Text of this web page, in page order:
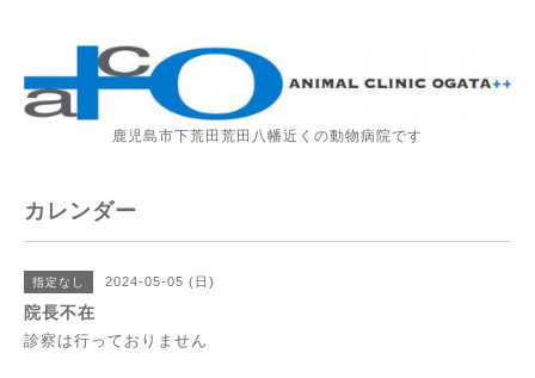
鹿児島市下荒田荒田八幡近くの動物病院です
カレンダー
指定なし 2024-05-05 (日)
院長不在
診察は行っておりません